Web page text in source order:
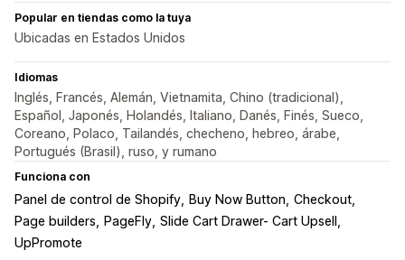
Popular en tiendas como la tuya
Ubicadas en Estados Unidos
Idiomas
Inglés, Francés, Alemán, Vietnamita, Chino (tradicional),
Español, Japonés, Holandés, Italiano, Danés, Finés, Sueco,
Coreano, Polaco, Tailandés, checheno, hebreo, árabe,
Portugués (Brasil), ruso, y rumano
Funciona con
Panel de control de Shopify Buy Now Button Checkout
Page builders
PageFly Slide Cart Drawer- Cart Upsell
UpPromote